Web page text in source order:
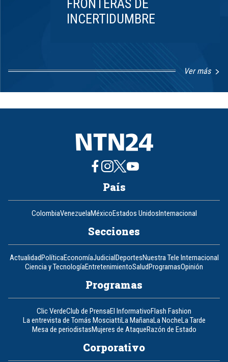
FRONTERAS DE
INCERTIDUMBRE
Ver más
8
País
ColombiaVenezuelaMéxicoEstados UnidosInternacional
Secciones
ActualidadPolíticaEconomíaJudicialDeportesNuestra Tele Internacional
Ciencia y TecnologíaEntretenimientoSaludProgramasOpinión
Programas
Clic VerdeClub de PrensaEl InformativoFlash Fashion
La entrevista de Tomás MosciattiLa MañanaLa NocheLa Tarde
Mesa de periodistasMujeres de AtaqueRazón de Estado
Corporativo